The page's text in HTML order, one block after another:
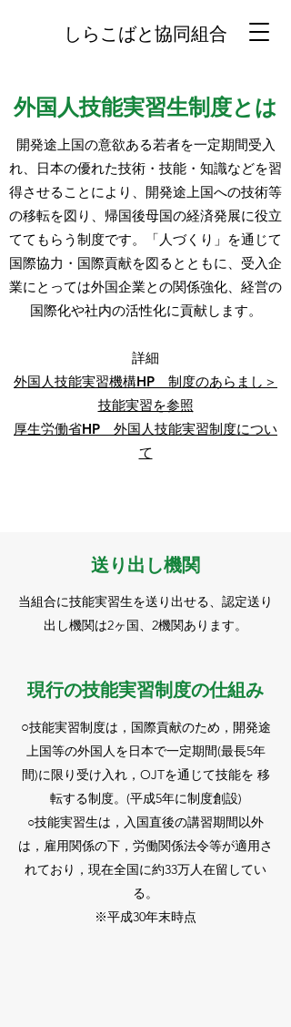
しらこばと協同組合
外国人技能実習生制度とは
開発途上国の意欲ある若者を一定期間受入
れ、日本の優れた技術・技能・知識などを習
得させることにより、開発途上国への技術等
の移転を図り、帰国後母国の経済発展に役立
ててもらう制度です。「人づくり」を通じて
国際協力・国際貢献を図るとともに、受入企
業にとっては外国企業との関係強化、経営の
国際化や社内の活性化に貢献します。
詳細
外国人技能実習機構HP 制度のあらまし＞
技能実習を参照
厚生労働省HP 外国人技能実習制度につい
て
送り出し機関
当組合に技能実習生を送り出せる、認定送り
出し機関は2ヶ国、2機関あります。
現行の技能実習制度の仕組み
○技能実習制度は，国際貢献のため，開発途
上国等の外国人を日本で一定期間(最長5年
間)に限り受け入れ，OJTを通じて技能を 移
転する制度。(平成5年に制度創設)
○技能実習生は，入国直後の講習期間以外
は，雇用関係の下，労働関係法令等が適用さ
れており，現在全国に約33万人在留してい
る。
※平成30年末時点